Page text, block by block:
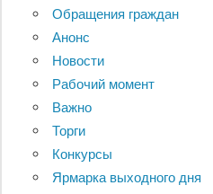
Обращения граждан
Анонс
Новости
Рабочий момент
Важно
Торги
Конкурсы
Ярмарка выходного дня